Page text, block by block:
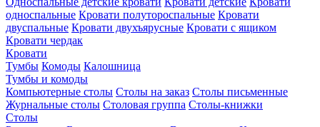
односпальные Кровати полутороспальные Кровати
двуспальные Кровати двухъярусные Кровати с ящиком
Кровати чердак
Кровати
Тумбы Комоды Калошница
Тумбы и комоды
Компьютерные столы Столы на заказ Столы письменные
Журнальные столы Столовая группа Столы-книжки
Столы